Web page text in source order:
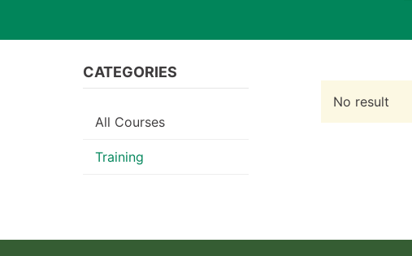
No result
CATEGORIES
All Courses
Training